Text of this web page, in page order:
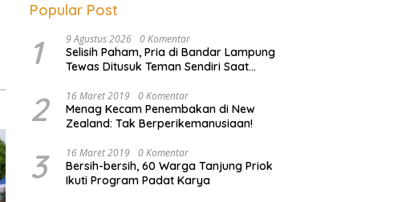
Popular Post
1 9 Agustus 2026 0 Komentar
Selisih Paham, Pria di Bandar Lampung
Tewas Ditusuk Teman Sendiri Saat
2 16 Maret 2019 0 Komentar
Menag Kecam Penembakan di New
Zealand: Tak Berperikemanusiaan!
3 16 Maret 2019 0 Komentar
Bersih-bersih, 60 Warga Tanjung Priok
Ikuti Program Padat Karya